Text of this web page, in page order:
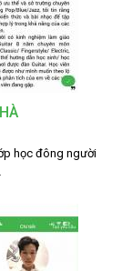
học đông người